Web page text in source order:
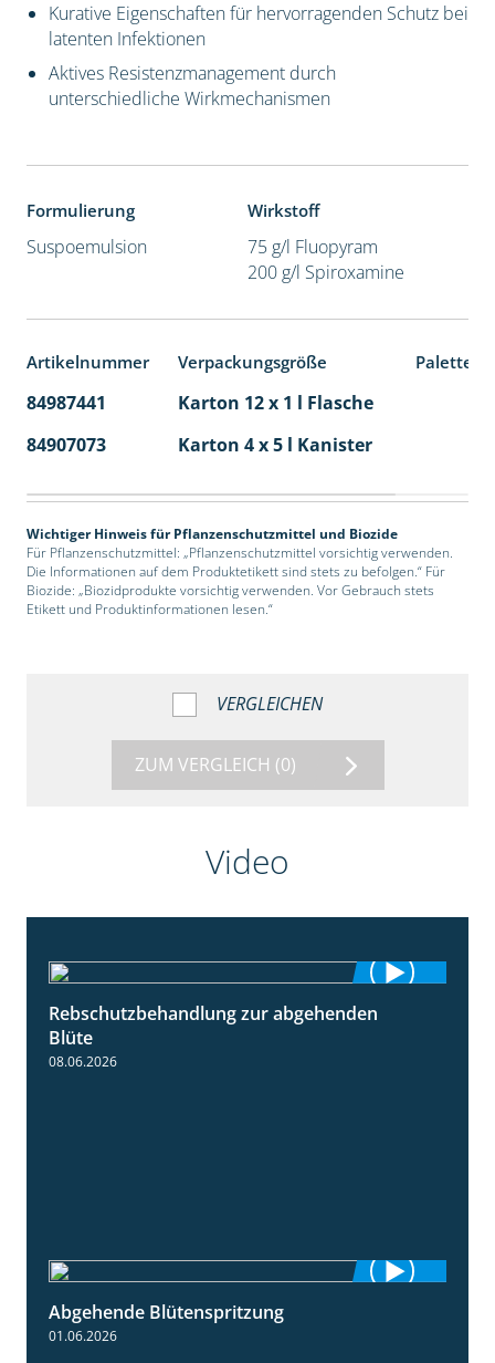
Kurative Eigenschaften für hervorragenden Schutz bei
latenten Infektionen
Aktives Resistenzmanagement durch
unterschiedliche Wirkmechanismen
Formulierung
Suspoemulsion
Wirkstoff
75 g/l Fluopyram
200 g/l Spiroxamine
Artikelnummer Verpackungsgröße
84987441 Karton 12 x 1 l Flasche
84907073
Karton 4 x 5 l Kanister
Wichtiger Hinweis für Pflanzenschutzmittel und Biozide
Für Pflanzenschutzmittel: „Pflanzenschutzmittel vorsichtig verwenden.
Die Informationen auf dem Produktetikett sind stets zu befolgen.“ Für
Biozide: „Biozidprodukte vorsichtig verwenden. Vor Gebrauch stets
Etikett und Produktinformationen lesen.“
VERGLEICHEN
ZUM VERGLEICH (0)
Video
3:06
Rebschutzbehandlung zur abgehenden
Blüte
08.06.2026
Abgehende Blütenspritzung
01.06.2026